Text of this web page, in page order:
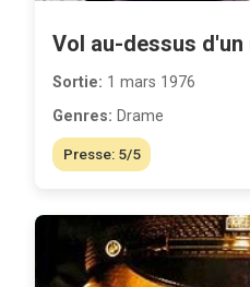
Vol au-dessus
Sortie: 1 mars 1976
Genres: Drame
Presse: 5/5